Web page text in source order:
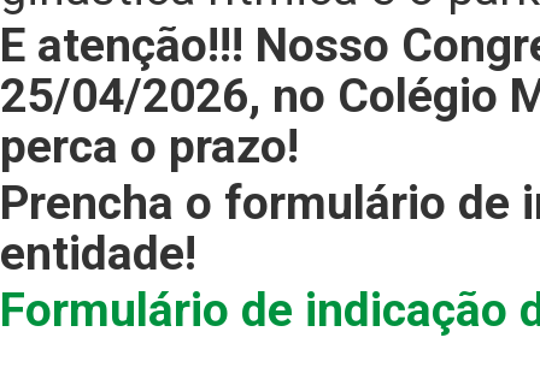
E atenção!!! Nosso
25/04/2026, no Colégio
perca o prazo!
Prencha o formulário de
entidade!
Formulário de indicação